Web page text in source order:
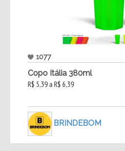
1077
Copo Itália 380ml
R$ 5,39 a R$ 6,39
BRINDEBOM